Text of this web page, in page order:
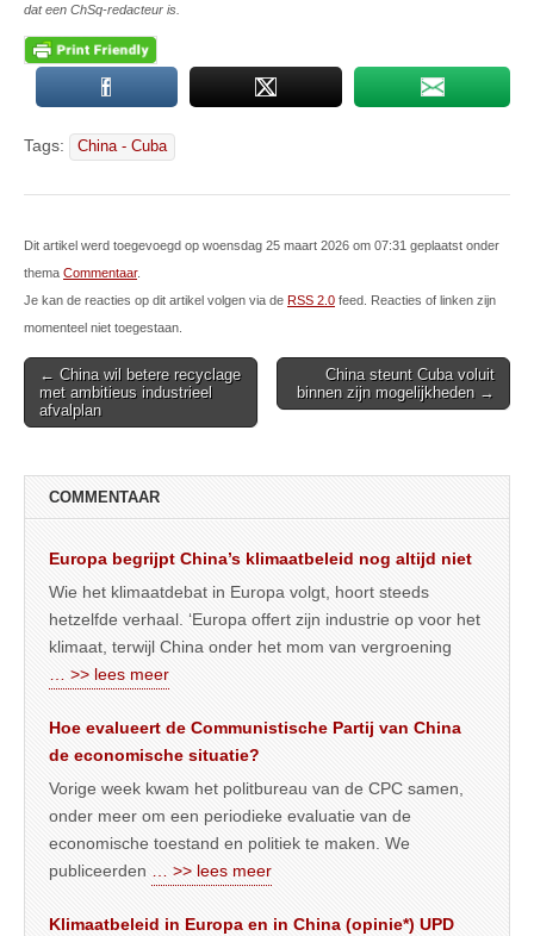
dat een ChSq-redacteur is.
Tags: China - Cuba
Dit artikel werd toegevoegd op woensdag 25 maart 2026 om 07:31 geplaatst onder
thema Commentaar.
Je kan de reacties op dit artikel volgen via de RSS 2.0 feed. Reacties of linken zijn
momenteel niet toegestaan.
Post
navigation
← China wil betere recyclage
met ambitieus industrieel
afvalplan
China steunt Cuba voluit
binnen zijn mogelijkheden →
COMMENTAAR
Europa begrijpt China’s klimaatbeleid nog altijd niet
Wie het klimaatdebat in Europa volgt, hoort steeds
hetzelfde verhaal. ‘Europa offert zijn industrie op voor het
klimaat, terwijl China onder het mom van vergroening
… >> lees meer
Hoe evalueert de Communistische Partij van China
de economische situatie?
Vorige week kwam het politbureau van de CPC samen,
onder meer om een periodieke evaluatie van de
economische toestand en politiek te maken. We
publiceerden
… >> lees meer
Klimaatbeleid in Europa en in China (opinie*) UPD